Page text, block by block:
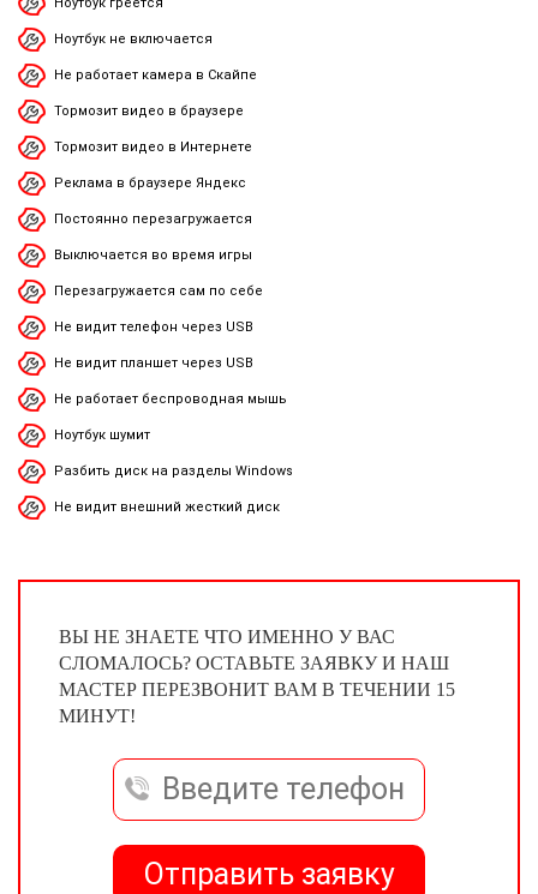
Ноутбук греется
Ноутбук не включается
Не работает камера в Скайпе
Тормозит видео в браузере
Тормозит видео в Интернете
Реклама в браузере Яндекс
Постоянно перезагружается
Выключается во время игры
Перезагружается сам по себе
Не видит телефон через USB
Не видит планшет через USB
Не работает беспроводная мышь
Ноутбук шумит
Разбить диск на разделы Windows
Не видит внешний жесткий диск
ВЫ НЕ ЗНАЕТЕ ЧТО ИМЕННО У ВАС
СЛОМАЛОСЬ? ОСТАВЬТЕ ЗАЯВКУ И НАШ
МАСТЕР ПЕРЕЗВОНИТ ВАМ В ТЕЧЕНИИ 15
МИНУТ!
Отправить заявку